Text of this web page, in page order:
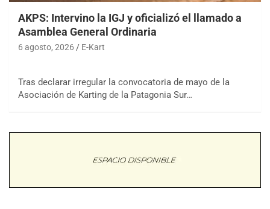
AKPS: Intervino la IGJ y oficializó el llamado a
Asamblea General Ordinaria
6 agosto, 2026 E-Kart
Tras declarar irregular la convocatoria de mayo de la
Asociación de Karting de la Patagonia Sur…